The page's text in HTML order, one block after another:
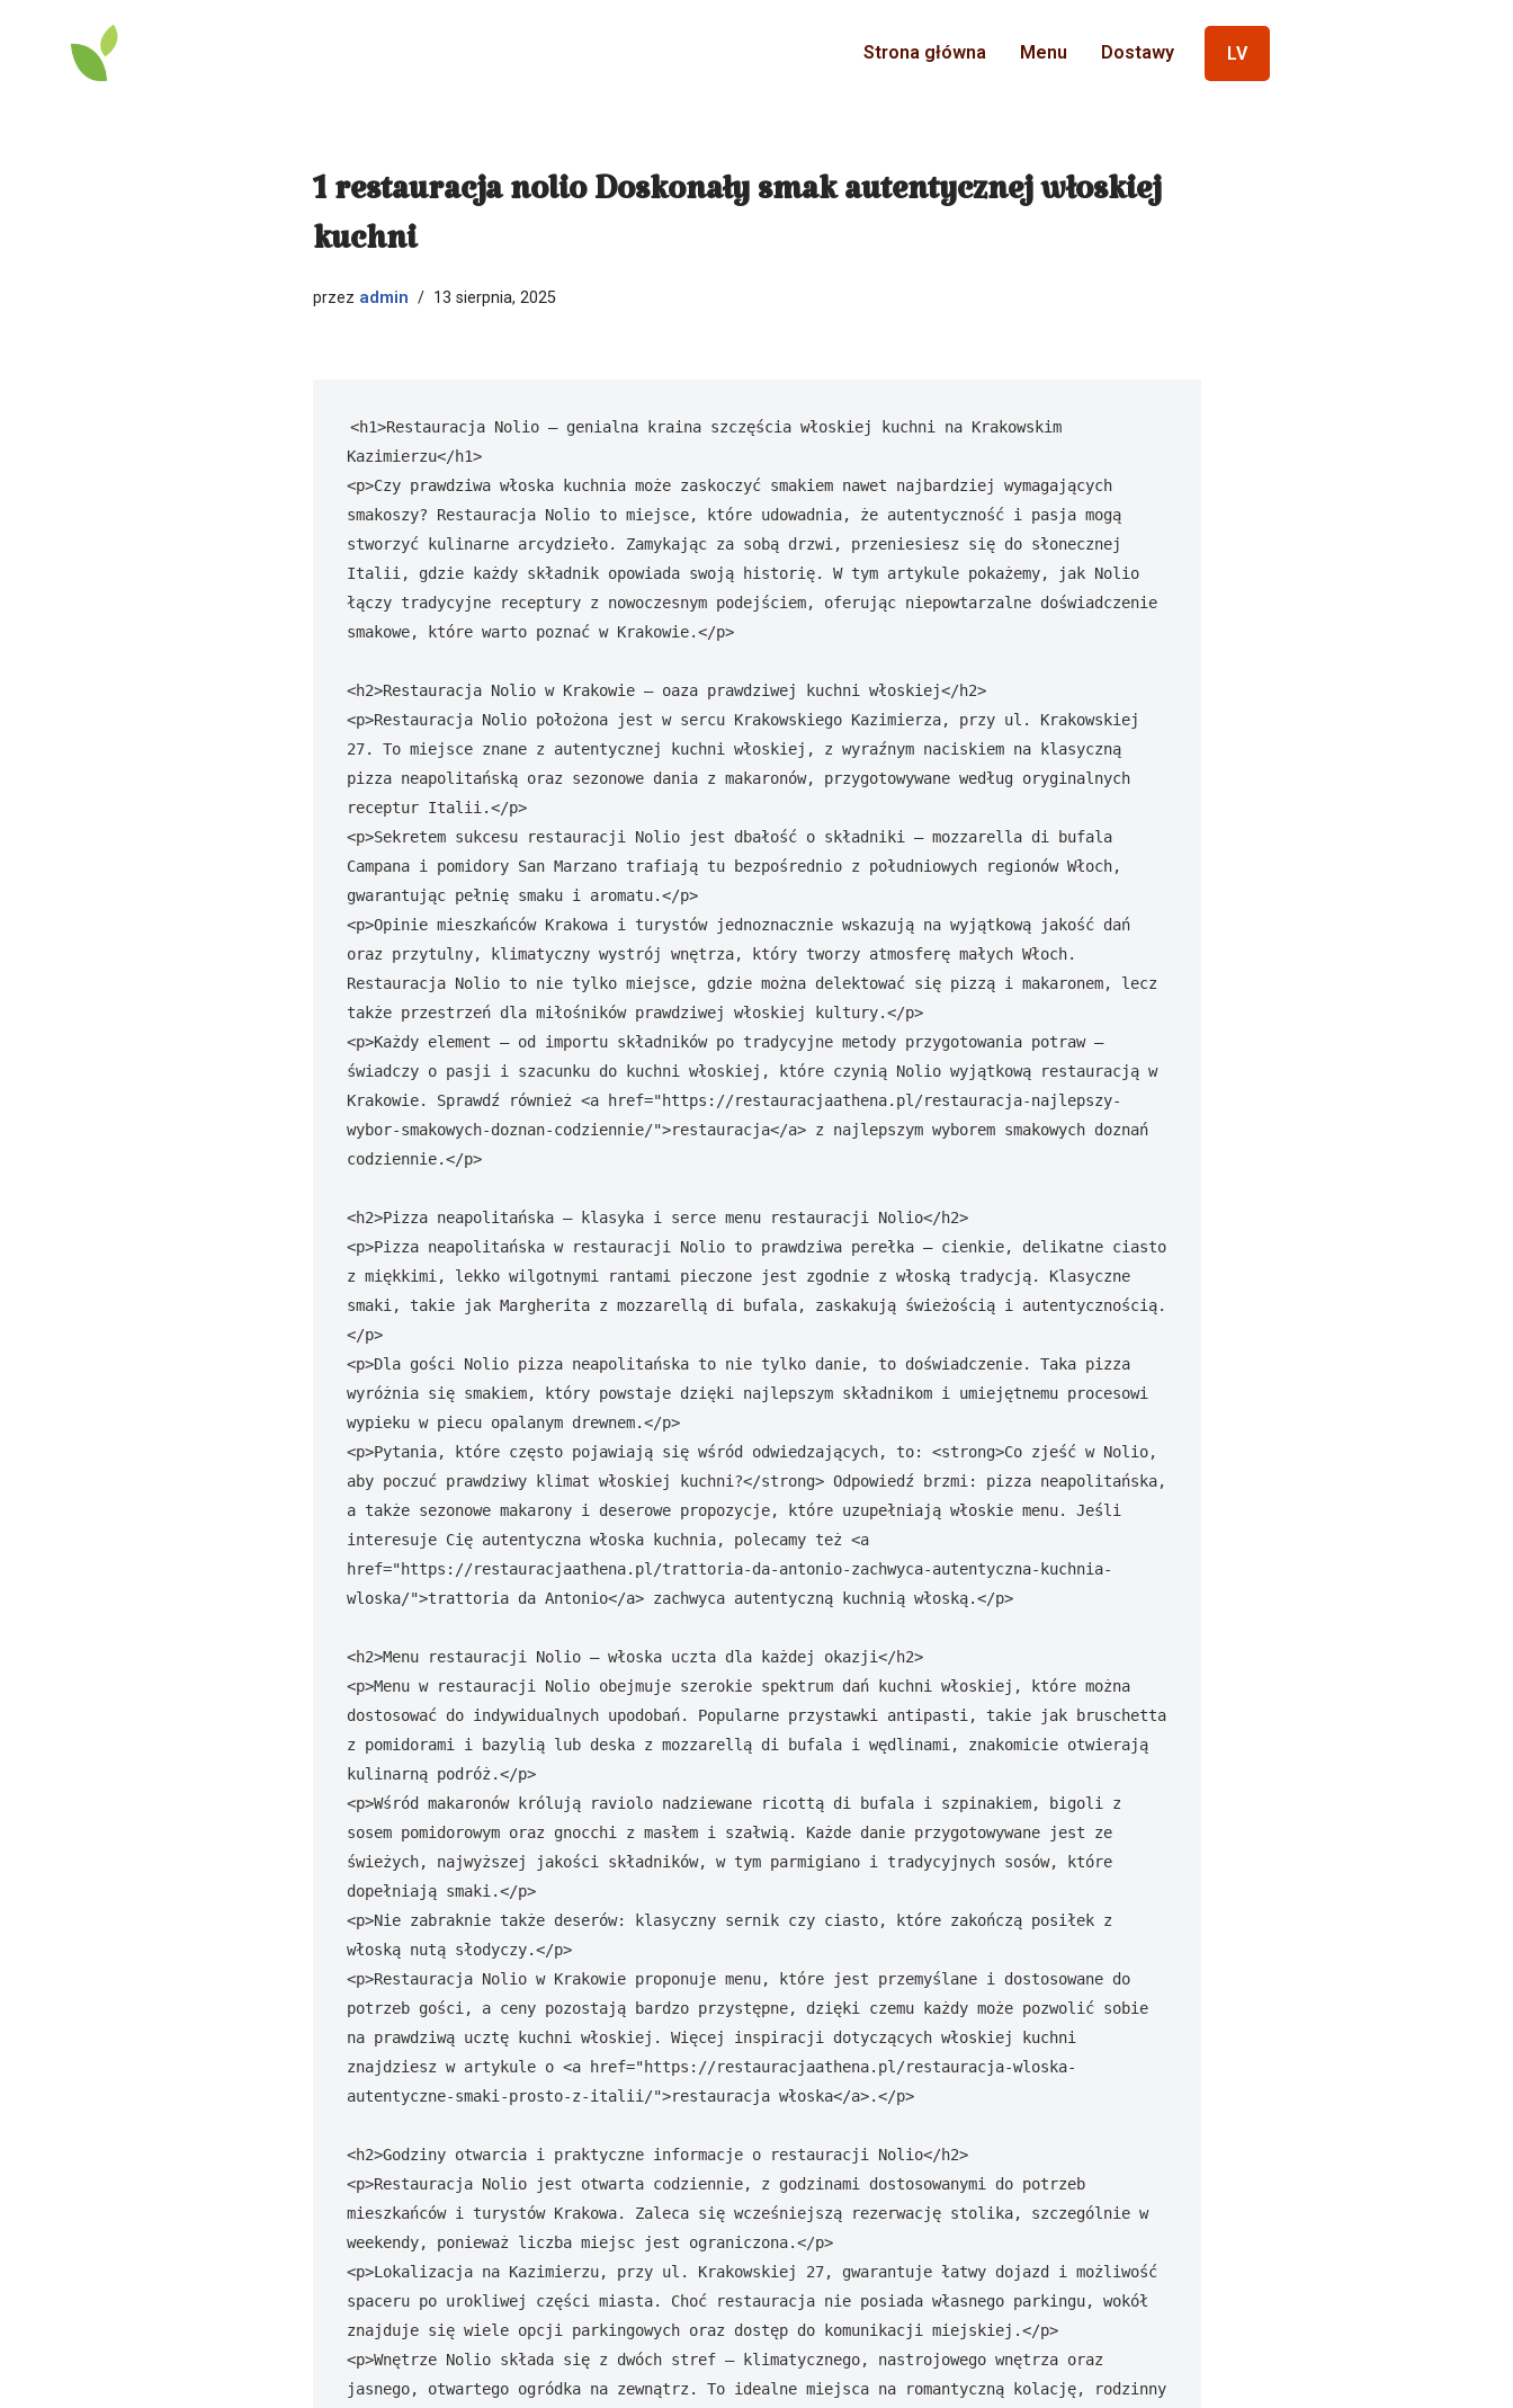
Przejdź
Strona główna Menu Dostawy LV
1 restauracja nolio Doskonały smak autentycznej włoskiej
kuchni
przez admin 13 sierpnia, 2025
<h1>Restauracja Nolio – genialna kraina szczęścia włoskiej kuchni na Krakowskim
Kazimierzu</h1>
<p>Czy prawdziwa włoska kuchnia może zaskoczyć smakiem nawet najbardziej wymagających
smakoszy? Restauracja Nolio to miejsce, które udowadnia, że autentyczność i pasja mogą
stworzyć kulinarne arcydzieło. Zamykając za sobą drzwi, przeniesiesz się do słonecznej
Italii, gdzie każdy składnik opowiada swoją historię. W tym artykule pokażemy, jak Nolio
łączy tradycyjne receptury z nowoczesnym podejściem, oferując niepowtarzalne doświadczenie
smakowe, które warto poznać w Krakowie.</p>
<h2>Restauracja Nolio w Krakowie – oaza prawdziwej kuchni włoskiej</h2>
<p>Restauracja Nolio położona jest w sercu Krakowskiego Kazimierza, przy ul. Krakowskiej
27. To miejsce znane z autentycznej kuchni włoskiej, z wyraźnym naciskiem na klasyczną
pizza neapolitańską oraz sezonowe dania z makaronów, przygotowywane według oryginalnych
receptur Italii.</p>
<p>Sekretem sukcesu restauracji Nolio jest dbałość o składniki – mozzarella di bufala
Campana i pomidory San Marzano trafiają tu bezpośrednio z południowych regionów Włoch,
gwarantując pełnię smaku i aromatu.</p>
<p>Opinie mieszkańców Krakowa i turystów jednoznacznie wskazują na wyjątkową jakość dań
oraz przytulny, klimatyczny wystrój wnętrza, który tworzy atmosferę małych Włoch.
Restauracja Nolio to nie tylko miejsce, gdzie można delektować się pizzą i makaronem, lecz
także przestrzeń dla miłośników prawdziwej włoskiej kultury.</p>
<p>Każdy element – od importu składników po tradycyjne metody przygotowania potraw –
świadczy o pasji i szacunku do kuchni włoskiej, które czynią Nolio wyjątkową restauracją w
Krakowie. Sprawdź również <a href="https://restauracjaathena.pl/restauracja-najlepszy-
wybor-smakowych-doznan-codziennie/">restauracja</a> z najlepszym wyborem smakowych doznań
codziennie.</p>
<h2>Pizza neapolitańska – klasyka i serce menu restauracji Nolio</h2>
<p>Pizza neapolitańska w restauracji Nolio to prawdziwa perełka – cienkie, delikatne ciasto
z miękkimi, lekko wilgotnymi rantami pieczone jest zgodnie z włoską tradycją. Klasyczne
smaki, takie jak Margherita z mozzarellą di bufala, zaskakują świeżością i autentycznością.
</p>
<p>Dla gości Nolio pizza neapolitańska to nie tylko danie, to doświadczenie. Taka pizza
wyróżnia się smakiem, który powstaje dzięki najlepszym składnikom i umiejętnemu procesowi
wypieku w piecu opalanym drewnem.</p>
<p>Pytania, które często pojawiają się wśród odwiedzających, to: <strong>Co zjeść w Nolio,
aby poczuć prawdziwy klimat włoskiej kuchni?</strong> Odpowiedź brzmi: pizza neapolitańska,
a także sezonowe makarony i deserowe propozycje, które uzupełniają włoskie menu. Jeśli
interesuje Cię autentyczna włoska kuchnia, polecamy też <a
href="https://restauracjaathena.pl/trattoria-da-antonio-zachwyca-autentyczna-kuchnia-
wloska/">trattoria da Antonio</a> zachwyca autentyczną kuchnią włoską.</p>
<h2>Menu restauracji Nolio – włoska uczta dla każdej okazji</h2>
<p>Menu w restauracji Nolio obejmuje szerokie spektrum dań kuchni włoskiej, które można
dostosować do indywidualnych upodobań. Popularne przystawki antipasti, takie jak bruschetta
z pomidorami i bazylią lub deska z mozzarellą di bufala i wędlinami, znakomicie otwierają
kulinarną podróż.</p>
<p>Wśród makaronów królują raviolo nadziewane ricottą di bufala i szpinakiem, bigoli z
sosem pomidorowym oraz gnocchi z masłem i szałwią. Każde danie przygotowywane jest ze
świeżych, najwyższej jakości składników, w tym parmigiano i tradycyjnych sosów, które
dopełniają smaki.</p>
<p>Nie zabraknie także deserów: klasyczny sernik czy ciasto, które zakończą posiłek z
włoską nutą słodyczy.</p>
<p>Restauracja Nolio w Krakowie proponuje menu, które jest przemyślane i dostosowane do
potrzeb gości, a ceny pozostają bardzo przystępne, dzięki czemu każdy może pozwolić sobie
na prawdziwą ucztę kuchni włoskiej. Więcej inspiracji dotyczących włoskiej kuchni
znajdziesz w artykule o <a href="https://restauracjaathena.pl/restauracja-wloska-
autentyczne-smaki-prosto-z-italii/">restauracja włoska</a>.</p>
<h2>Godziny otwarcia i praktyczne informacje o restauracji Nolio</h2>
<p>Restauracja Nolio jest otwarta codziennie, z godzinami dostosowanymi do potrzeb
mieszkańców i turystów Krakowa. Zaleca się wcześniejszą rezerwację stolika, szczególnie w
weekendy, ponieważ liczba miejsc jest ograniczona.</p>
<p>Lokalizacja na Kazimierzu, przy ul. Krakowskiej 27, gwarantuje łatwy dojazd i możliwość
spaceru po urokliwej części miasta. Choć restauracja nie posiada własnego parkingu, wokół
znajduje się wiele opcji parkingowych oraz dostęp do komunikacji miejskiej.</p>
<p>Wnętrze Nolio składa się z dwóch stref – klimatycznego, nastrojowego wnętrza oraz
jasnego, otwartego ogródka na zewnątrz. To idealne miejsca na romantyczną kolację, rodzinny